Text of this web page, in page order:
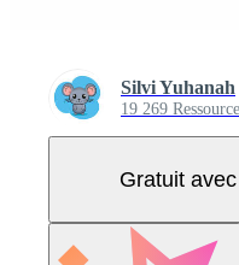
Silvi Yuhanah
19 269
Gratuit